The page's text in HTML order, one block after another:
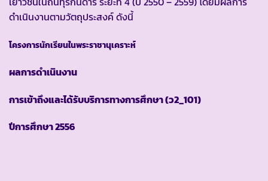
ดำเนินงานตามวัตถุประสงค์ ดังนี้
โครงการนักเรียนในพระราชานุเคราะห์
ผลการดำเนินงาน
การเข้าถึงและได้รับบริการทางการศึกษา(ว2_101)
ปีการศึกษา2556